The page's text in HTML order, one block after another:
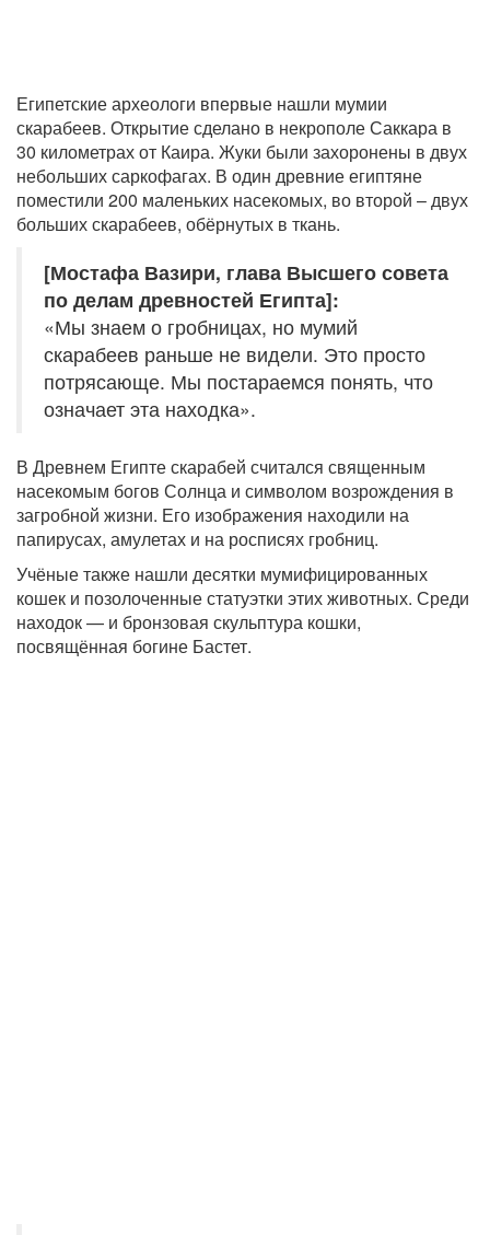
Египетские археологи впервые нашли мумии
скарабеев. Открытие сделано в некрополе Саккара в
30 километрах от Каира. Жуки были захоронены в двух
небольших саркофагах. В один древние египтяне
поместили 200 маленьких насекомых, во второй – двух
больших скарабеев, обёрнутых в ткань.
[Мостафа Вазири, глава Высшего совета
по делам древностей Египта]:
«Мы знаем о гробницах, но мумий
скарабеев раньше не видели. Это просто
потрясающе. Мы постараемся понять, что
означает эта находка».
В Древнем Египте скарабей считался священным
насекомым богов Солнца и символом возрождения в
загробной жизни. Его изображения находили на
папирусах, амулетах и на росписях гробниц.
Учёные также нашли десятки мумифицированных
кошек и позолоченные статуэтки этих животных. Среди
находок — и бронзовая скульптура кошки,
посвящённая богине Бастет.